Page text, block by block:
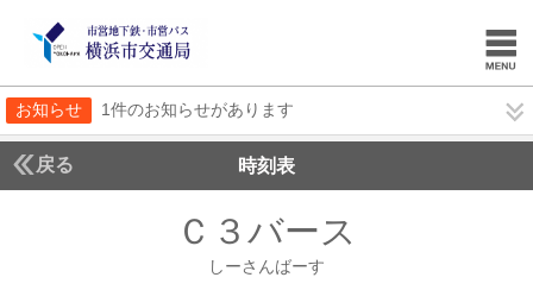
お知らせ 1件のお知らせがあります
戻る 時刻表
Ｃ３バース
しーさんばーす